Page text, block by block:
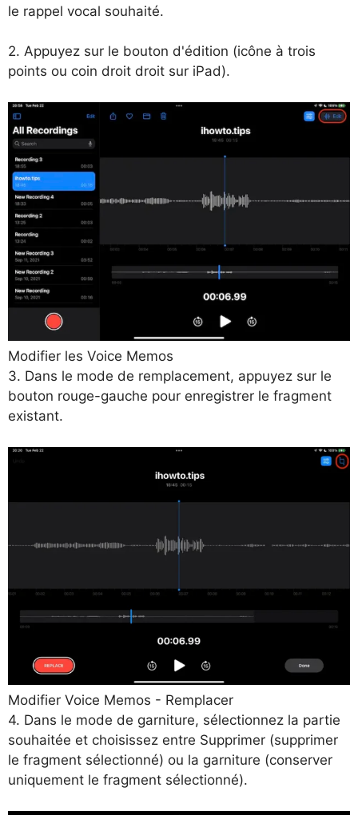
le rappel vocal souhaité.
2. Appuyez sur le bouton d'édition (icône à trois
points ou coin droit droit sur iPad).
Modifier les Voice Memos
3. Dans le mode de remplacement, appuyez sur le
bouton rouge-gauche pour enregistrer le fragment
existant.
Modifier Voice Memos - Remplacer
4. Dans le mode de garniture, sélectionnez la partie
souhaitée et choisissez entre Supprimer (supprimer
le fragment sélectionné) ou la garniture (conserver
uniquement le fragment sélectionné).